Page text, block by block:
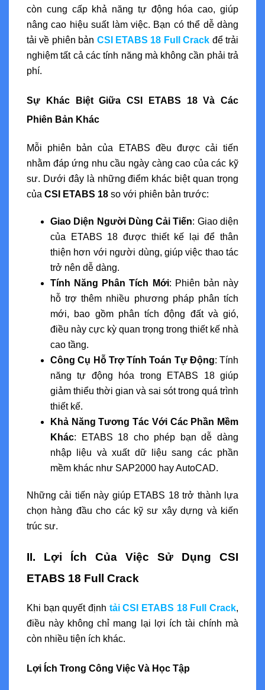
còn cung cấp khả năng tự động hóa cao, giúp
nâng cao hiệu suất làm việc. Bạn có thể dễ dàng
tải về phiên bản CSI ETABS 18 Full Crack để trải
nghiệm tất cả các tính năng mà không cần phải trả
phí.
Sự Khác Biệt Giữa CSI ETABS 18 Và Các
Phiên Bản Khác
Mỗi phiên bản của ETABS đều được cải tiến
nhằm đáp ứng nhu cầu ngày càng cao của các kỹ
sư. Dưới đây là những điểm khác biệt quan trọng
của CSI ETABS 18 so với phiên bản trước:
Giao Diện Người Dùng Cải Tiến: Giao diện
của ETABS 18 được thiết kế lại để thân
thiện hơn với người dùng, giúp việc thao tác
trở nên dễ dàng.
Tính Năng Phân Tích Mới: Phiên bản này
hỗ trợ thêm nhiều phương pháp phân tích
mới, bao gồm phân tích động đất và gió,
điều này cực kỳ quan trọng trong thiết kế nhà
cao tầng.
Công Cụ Hỗ Trợ Tính Toán Tự Động: Tính
năng tự động hóa trong ETABS 18 giúp
giảm thiểu thời gian và sai sót trong quá trình
thiết kế.
Khả Năng Tương Tác Với Các Phần Mềm
Khác: ETABS 18 cho phép bạn dễ dàng
nhập liệu và xuất dữ liệu sang các phần
mềm khác như SAP2000 hay AutoCAD.
Những cải tiến này giúp ETABS 18 trở thành lựa
chọn hàng đầu cho các kỹ sư xây dựng và kiến
trúc sư.
II. Lợi Ích Của Việc Sử Dụng CSI
ETABS 18 Full Crack
Khi bạn quyết định tải CSI ETABS 18 Full Crack,
điều này không chỉ mang lại lợi ích tài chính mà
còn nhiều tiện ích khác.
Lợi Ích Trong Công Việc Và Học Tập